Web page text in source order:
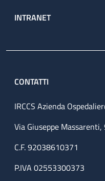
INTRANET
CONTATTI
IRCCS Azienda
Via Giuseppe
C.F. 92038610371
P.IVA 02553300373